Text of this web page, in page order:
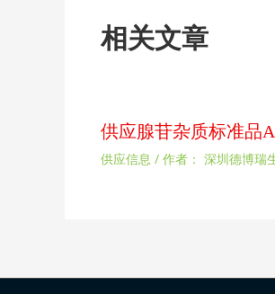
相关文章
供应腺苷杂质标准品
供应信息 / 作者： 深圳德博瑞